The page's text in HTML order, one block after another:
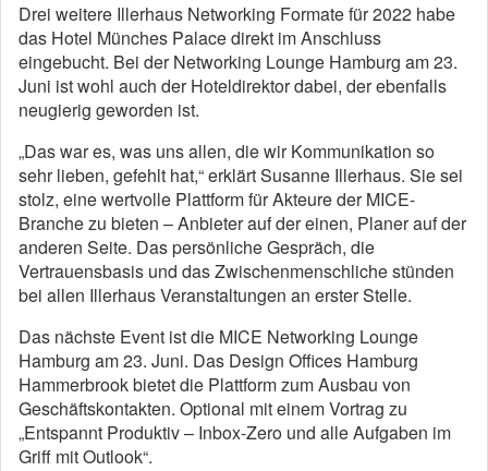
Drei weitere Illerhaus Networking Formate für 2022 habe
das Hotel Münches Palace direkt im Anschluss
eingebucht. Bei der Networking Lounge Hamburg am 23.
Juni ist wohl auch der Hoteldirektor dabei, der ebenfalls
neugierig geworden ist.
„Das war es, was uns allen, die wir Kommunikation so
sehr lieben, gefehlt hat,“ erklärt Susanne Illerhaus. Sie sei
stolz, eine wertvolle Plattform für Akteure der MICE-
Branche zu bieten – Anbieter auf der einen, Planer auf der
anderen Seite. Das persönliche Gespräch, die
Vertrauensbasis und das Zwischenmenschliche stünden
bei allen Illerhaus Veranstaltungen an erster Stelle.
Das nächste Event ist die MICE Networking Lounge
Hamburg am 23. Juni. Das Design Offices Hamburg
Hammerbrook bietet die Plattform zum Ausbau von
Geschäftskontakten. Optional mit einem Vortrag zu
„Entspannt Produktiv – Inbox-Zero und alle Aufgaben im
Griff mit Outlook“.